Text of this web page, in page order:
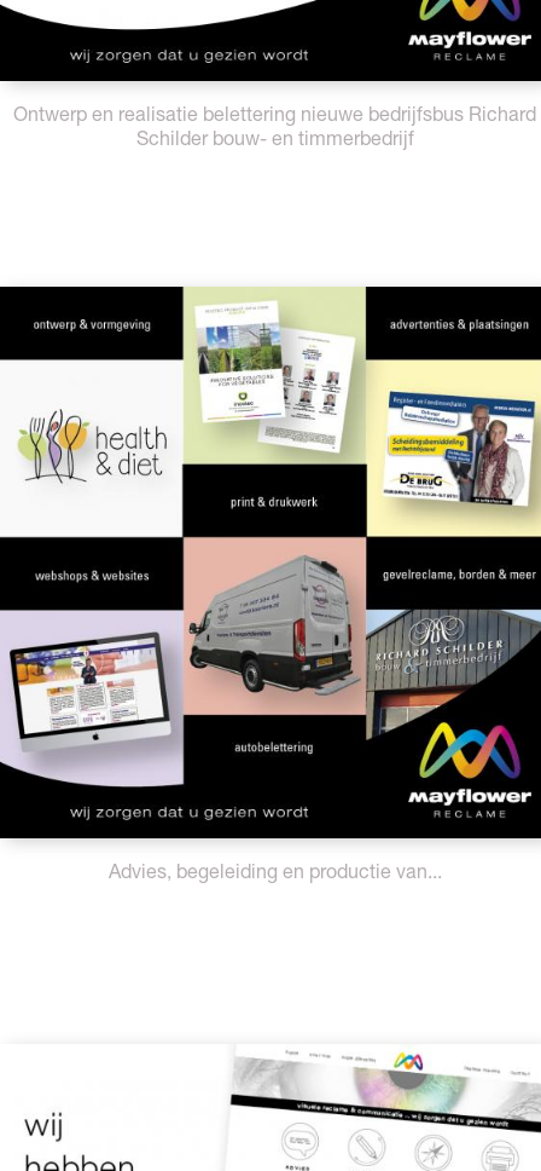
Ontwerp en realisatie belettering nieuwe bedrijfsbus Richard
Schilder bouw- en timmerbedrijf
Advies, begeleiding en productie van...